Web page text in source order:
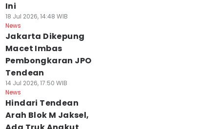
Ini
18 Jul 2026, 14:48 WIB
News
Jakarta Dikepung
Macet Imbas
Pembongkaran JPO
Tendean
14 Jul 2026, 17:50 WIB
News
Hindari Tendean
Arah Blok M Jaksel,